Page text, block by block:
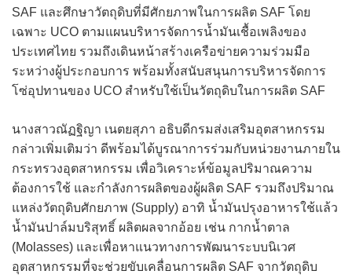
SAF และศึกษาวัตถุดิบที่มีศักยภาพในการผลิต SAF โดย
เฉพาะ UCO ตามแผนบริหารจัดการน้ำมันเชื้อเพลิงของ
ประเทศไทย รวมถึงเดินหน้าสร้างเครือข่ายความร่วมมือ
ระหว่างผู้ประกอบการ พร้อมทั้งสนับสนุนการบริหารจัดการ
โซ่อุปทานของ UCO สำหรับใช้เป็นวัตถุดิบในการผลิต SAF
นางสาวณัฏฐิญา เนตยสุภา อธิบดีกรมส่งเสริมอุตสาหกรรม
กล่าวเพิ่มเติมว่า ดีพร้อมได้บูรณาการร่วมกับหน่วยงานภายใน
กระทรวงอุตสาหกรรม เพื่อวิเคราะห์ข้อมูลปริมาณความ
ต้องการใช้ และกำลังการผลิตของผู้ผลิต SAF รวมถึงปริมาณ
แหล่งวัตถุดิบศักยภาพ (Supply) อาทิ น้ำมันปรุงอาหารใช้แล้ว
น้ำมันปาล์มบริสุทธิ์ ผลิตผลจากอ้อย เช่น กากน้ำตาล
(Molasses) และเพื่อหาแนวทางการพัฒนาระบบนิเวศ
อุตสาหกรรมที่จะช่วยขับเคลื่อนการผลิต SAF จากวัตถุดิบ